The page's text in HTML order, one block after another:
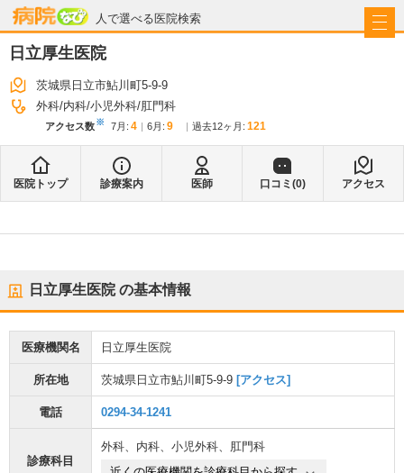
人で選べる医院検索
病院なび
日立厚生医院
茨城県日立市鮎川町5-9-9
外科 内科 小児外科 肛門科
アクセス数※ 7月 : 4 6月 : 9 過去12ヶ月: 121
医院トップ 診療案内 医師 口コミ(0) アクセス
日立厚生医院の基本情報
医療機関名 日立厚生医院
所在地 茨城県日立市鮎川町5-9-9 [アクセス]
電話 0294-34-1241
診療科目
外科、 内科、 小児外科、 肛門科